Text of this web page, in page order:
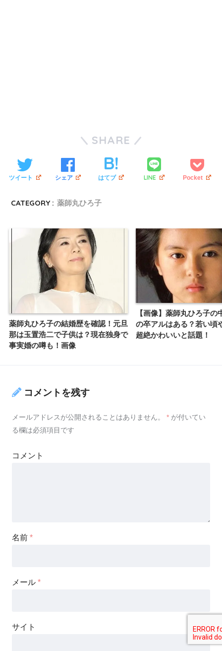
SHARE
ツイート シェア はてブ LINE Pocket
CATEGORY : 薬師丸ひろ子
薬師丸ひろ子の結婚歴を確認！元旦
那は玉置浩二で子供は？現在独身で
事実婚の噂も！画像
【画像】薬師丸ひろ子の
の卒アルはある？若い頃
超絶かわいいと話題！
コメントを残す
メールアドレスが公開されることはありません。 * が付いてい
る欄は必須項目です
コメント
名前 *
メール *
サイト